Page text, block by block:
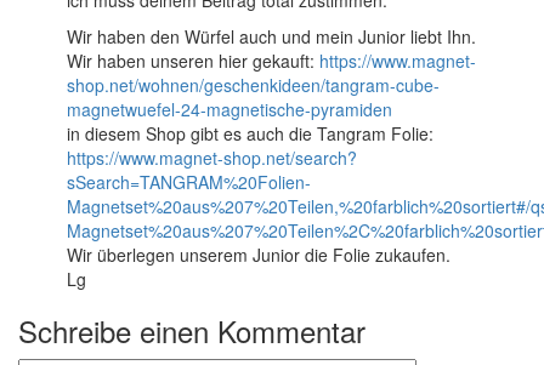
Wir haben den Würfel auch und mein Junior liebt Ihn.
Wir haben unseren hier gekauft: https://www.magnet-
shop.net/wohnen/geschenkideen/tangram-cube-
magnetwuefel-24-magnetische-pyramiden
in diesem Shop gibt es auch die Tangram Folie:
https://www.magnet-shop.net/search?
sSearch=TANGRAM%20Folien-
Magnetset%20aus%207%20Teilen,%20farblich%20sortiert#/
Wir überlegen unserem Junior die Folie zukaufen.
Lg
Schreibe einen Kommentar